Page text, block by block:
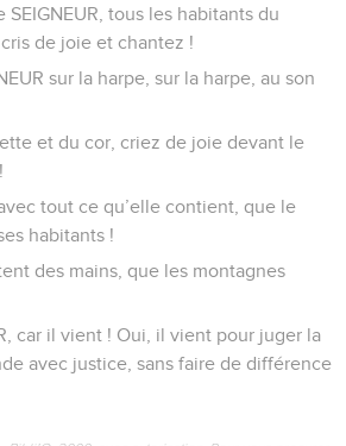
tous les habitants du
de joie et chantez !
sur la harpe, sur la harpe, au son
et du cor, criez de joie devant le
tout ce qu’elle contient, que le
habitants !
des mains, que les montagnes
car il vient ! Oui, il vient pour juger la
avec justice, sans faire de différence